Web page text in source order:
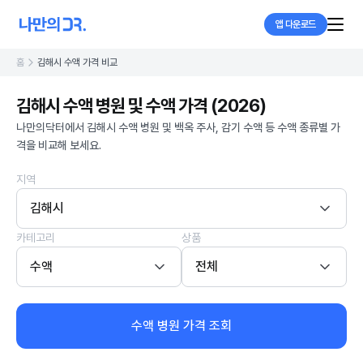
앱 다운로드
홈 김해시 수액 가격 비교
김해시 수액 병원 및 수액 가격 (2026)
나만의닥터에서 김해시 수액 병원 및 백옥 주사, 감기 수액 등 수액 종류별 가
격을 비교해 보세요.
지역
김해시
카테고리
수액
상품
전체
수액 병원 가격 조회